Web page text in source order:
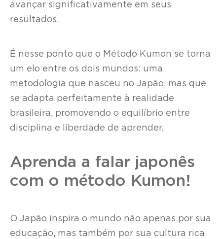
avançar significativamente em seus
resultados.
É nesse ponto que o Método Kumon se torna
um elo entre os dois mundos: uma
metodologia que nasceu no Japão, mas que
se adapta perfeitamente à realidade
brasileira, promovendo o equilíbrio entre
disciplina e liberdade de aprender.
Aprenda a falar japonês
com o método Kumon!
O Japão inspira o mundo não apenas por sua
educação, mas também por sua cultura rica